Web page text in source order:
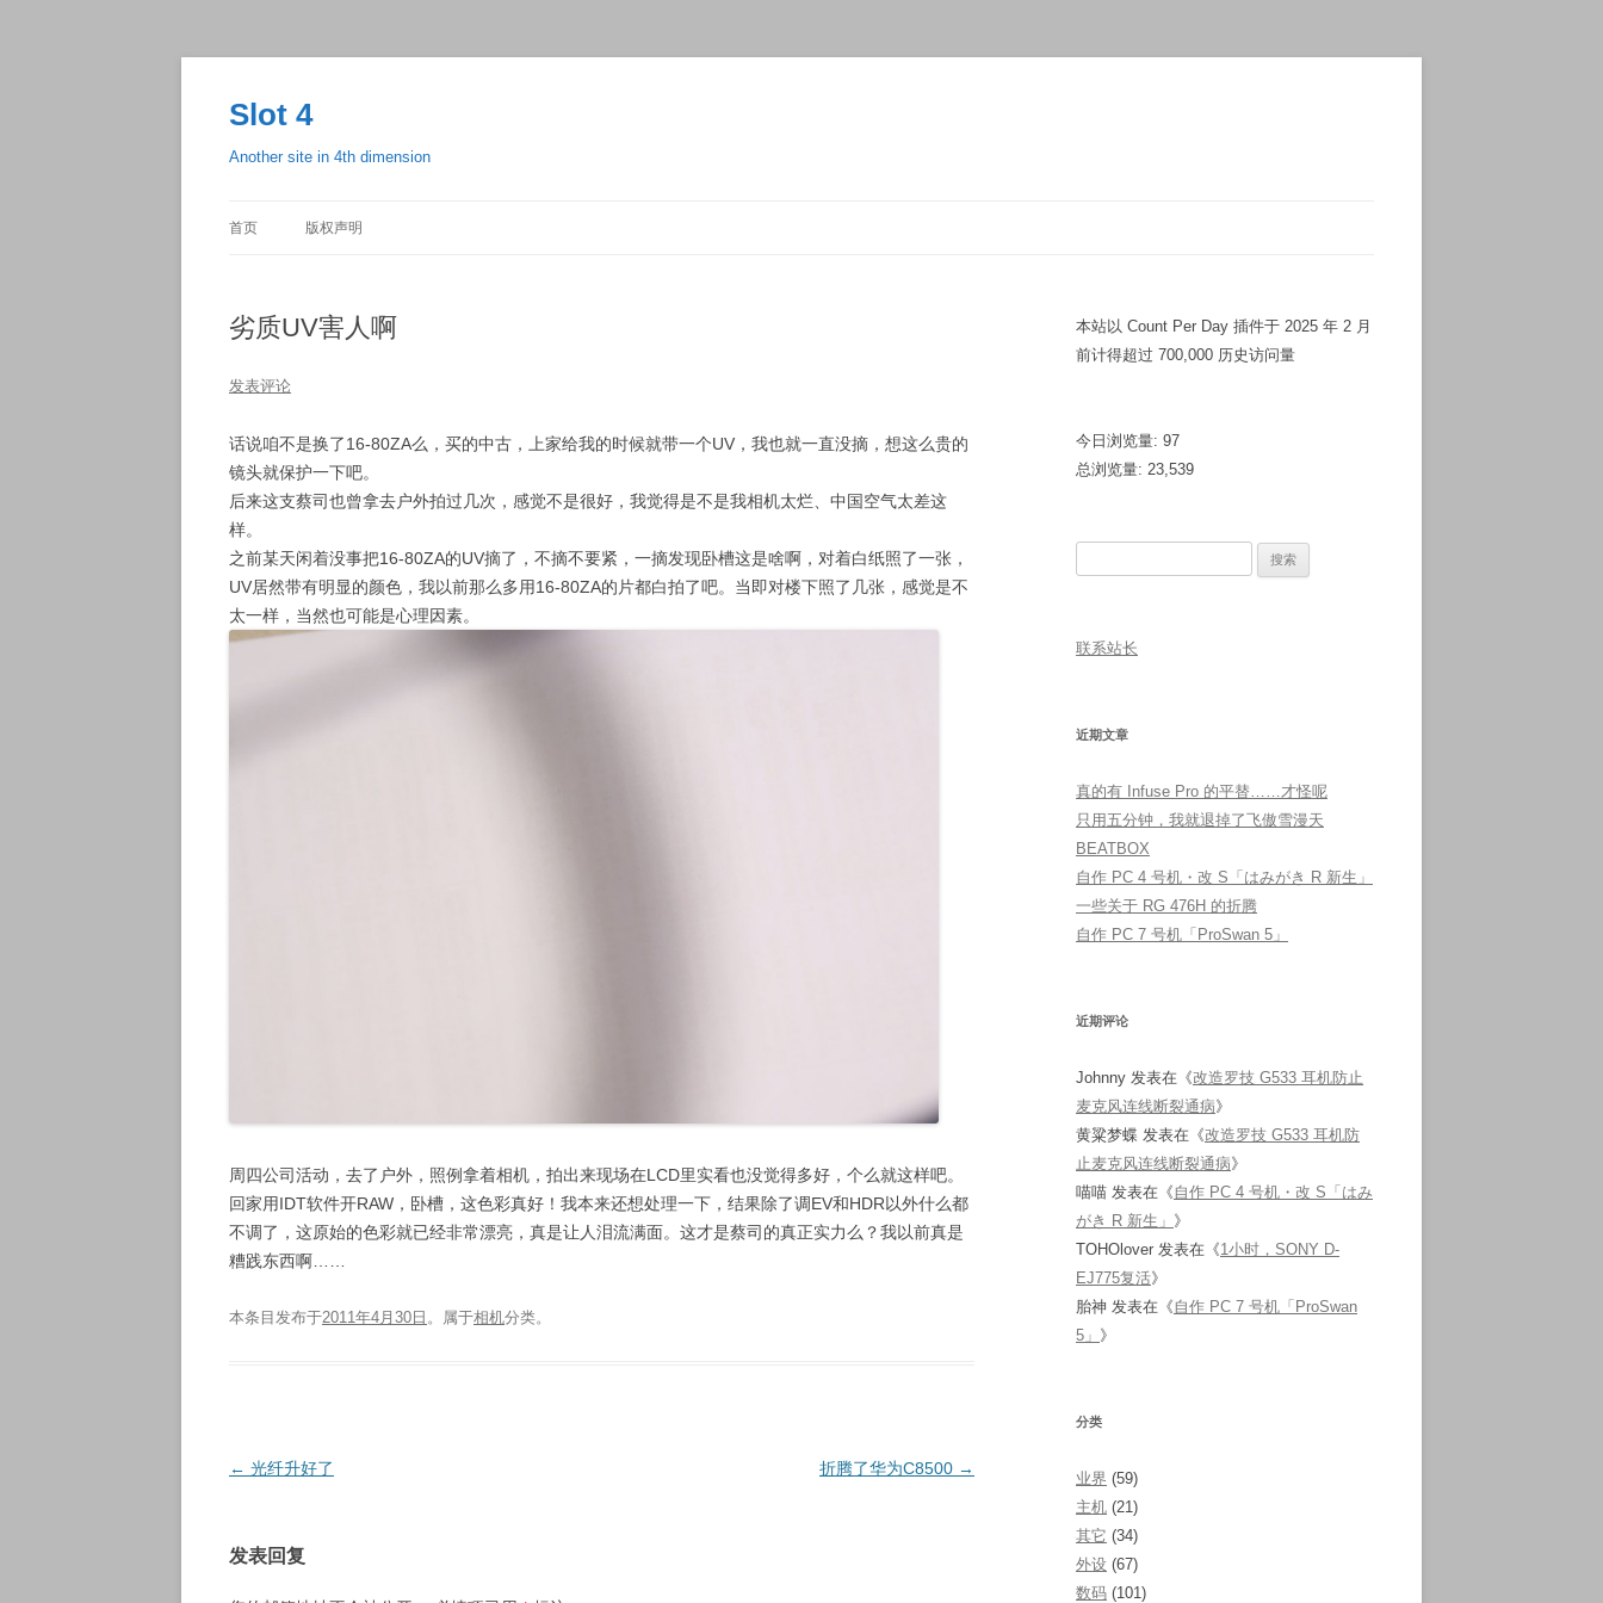
文
Slot 4
Another site in 4th dimension
首页 版权声明
劣质UV害人啊
发表评论
话说咱不是换了16-80ZA么，买的中古，上家给我的时候就带一个UV，我也就一直没摘，想这么贵的
镜头就保护一下吧。
后来这支蔡司也曾拿去户外拍过几次，感觉不是很好，我觉得是不是我相机太烂、中国空气太差这
样。
之前某天闲着没事把16-80ZA的UV摘了，不摘不要紧，一摘发现卧槽这是啥啊，对着白纸照了一张，
UV居然带有明显的颜色，我以前那么多用16-80ZA的片都白拍了吧。当即对楼下照了几张，感觉是不
太一样，当然也可能是心理因素。
周四公司活动，去了户外，照例拿着相机，拍出来现场在LCD里实看也没觉得多好，个么就这样吧。
回家用IDT软件开RAW，卧槽，这色彩真好！我本来还想处理一下，结果除了调EV和HDR以外什么都
不调了，这原始的色彩就已经非常漂亮，真是让人泪流满面。这才是蔡司的真正实力么？我以前真是
糟践东西啊……
本条目发布于2011年4月30日 。属于相机分类。
文
航
← 光纤升好了 折腾了华为C8500 →
发表回复
本站以 Count Per Day 插件于 2025 年 2 月
前计得超过 700,000 历史访问量
今日浏览量: 97
总浏览量: 23,539
联系站长
近期文章
真的有 Infuse Pro 的平替……才怪呢
只用五分钟，我就退掉了飞傲雪漫天
BEATBOX
自作 PC 4 号机・改 S「はみがき R 新生」
一些关于 RG 476H 的折腾
自作 PC 7 号机「ProSwan 5」
近期评论
Johnny 发表在《改造罗技 G533 耳机防止
麦克风连线断裂通病》
黄粱梦蝶 发表在《改造罗技 G533 耳机防
止麦克风连线断裂通病》
喵喵 发表在《自作 PC 4 号机・改 S「はみ
がき R 新生」 》
TOHOlover 发表在《1小时，SONY D-
EJ775复活》
胎神 发表在《自作 PC 7 号机「ProSwan
5」 》
分类
业界 (59)
主机 (21)
其它 (34)
外设 (67)
数码 (101)